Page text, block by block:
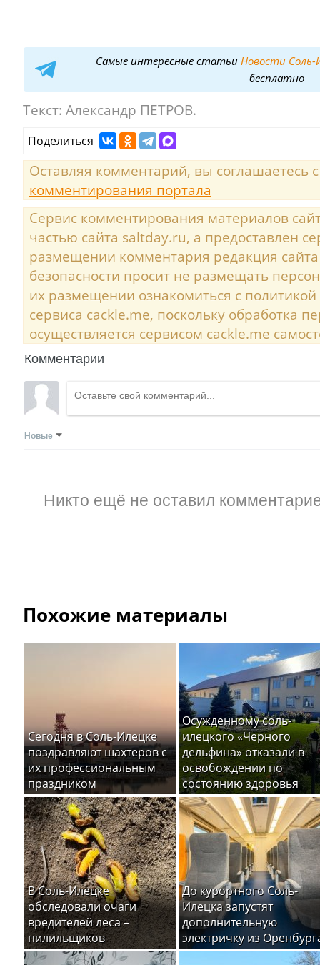
Самые интересные статьи Новости Соль-
бесплатно
Текст: Александр ПЕТРОВ.
Поделиться
Оставляя комментарий, вы соглашаетесь
комментирования портала
Сервис комментирования материалов
частью сайта saltday.ru, а предоставлен
размещении комментария редакция
безопасности просит не размещать
их размещении ознакомиться с
сервиса cackle.me, поскольку обработка
осуществляется сервисом cackle.me
Комментарии
Новые
Никто ещё не оставил
Похожие материалы
Сегодня в Соль-Илецке
поздравляют шахтеров с
их профессиональным
праздником
Осужденному соль-
илецкого «Черного
дельфина» отказали в
освобождении по
состоянию здоровья
В Соль-Илецке
обследовали очаги
вредителей леса –
пилильщиков
До курортного Соль-
Илецка запустят
дополнительную
электричку из